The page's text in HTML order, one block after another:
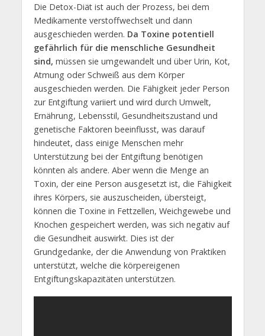
Die Detox-Diät ist auch der Prozess, bei dem
Medikamente verstoffwechselt und dann
ausgeschieden werden. Da Toxine potentiell
gefährlich für die menschliche Gesundheit
sind, müssen sie umgewandelt und über Urin, Kot,
Atmung oder Schweiß aus dem Körper
ausgeschieden werden. Die Fähigkeit jeder Person
zur Entgiftung variiert und wird durch Umwelt,
Ernährung, Lebensstil, Gesundheitszustand und
genetische Faktoren beeinflusst, was darauf
hindeutet, dass einige Menschen mehr
Unterstützung bei der Entgiftung benötigen
könnten als andere. Aber wenn die Menge an
Toxin, der eine Person ausgesetzt ist, die Fähigkeit
ihres Körpers, sie auszuscheiden, übersteigt,
können die Toxine in Fettzellen, Weichgewebe und
Knochen gespeichert werden, was sich negativ auf
die Gesundheit auswirkt. Dies ist der
Grundgedanke, der die Anwendung von Praktiken
unterstützt, welche die körpereigenen
Entgiftungskapazitäten unterstützen.